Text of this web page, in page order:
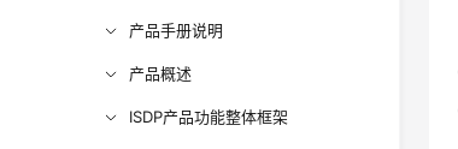
产品手册说明
产品概述
ISDP产品功能整体框架